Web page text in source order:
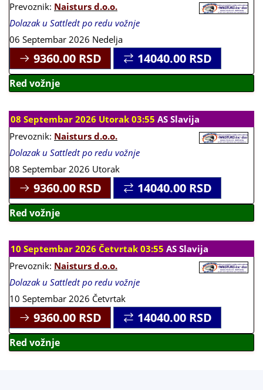
Prevoznik: Naisturs d.o.o.
Dolazak u Sattledt po redu vožnje
06 Septembar 2026 Nedelja
9360.00 RSD 14040.00 RSD
Red vožnje
08 Septembar 2026 Utorak 03:55 AS Slavija
Prevoznik: Naisturs d.o.o.
Dolazak u Sattledt po redu vožnje
08 Septembar 2026 Utorak
9360.00 RSD 14040.00 RSD
Red vožnje
10 Septembar 2026 Četvrtak 03:55 AS Slavija
Prevoznik: Naisturs d.o.o.
Dolazak u Sattledt po redu vožnje
10 Septembar 2026 Četvrtak
9360.00 RSD 14040.00 RSD
Red vožnje